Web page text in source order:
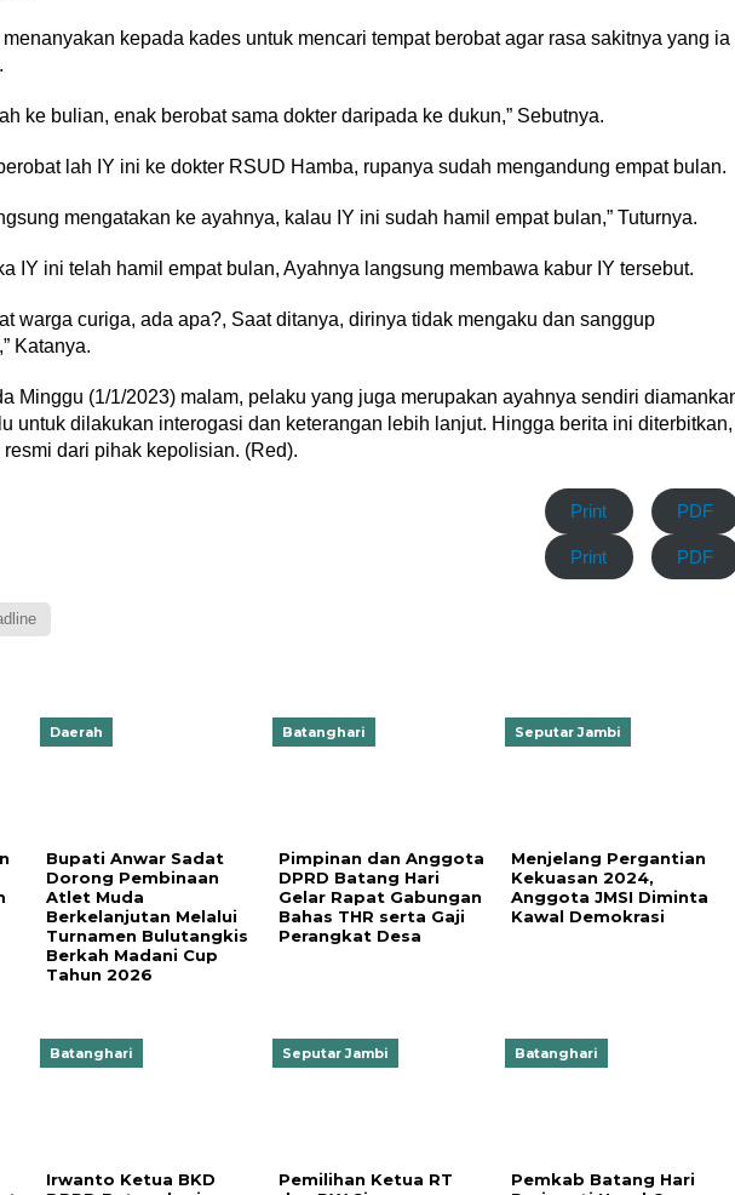
kepada kades untuk mencari tempat berobat agar rasa sakitnya yang ia
ke bulian, enak berobat sama dokter daripada ke dukun,” Sebutnya.
lah IY ini ke dokter RSUD Hamba, rupanya sudah mengandung empat bulan.
mengatakan ke ayahnya, kalau IY ini sudah hamil empat bulan,” Tuturnya.
IY ini telah hamil empat bulan, Ayahnya langsung membawa kabur IY tersebut.
warga curiga, ada apa?, Saat ditanya, dirinya tidak mengaku dan sanggup
Katanya.
Minggu (1/1/2023) malam, pelaku yang juga merupakan ayahnya sendiri
untuk dilakukan interogasi dan keterangan lebih lanjut. Hingga berita ini diterbitkan,
dari pihak kepolisian. (Red).
Print PDF
Print PDF
Daerah
Bupati Anwar Sadat
Dorong Pembinaan
Atlet Muda
Berkelanjutan Melalui
Turnamen Bulutangkis
Berkah Madani Cup
Tahun 2026
Batanghari
Pimpinan dan Anggota
DPRD Batang Hari
Gelar Rapat Gabungan
Bahas THR serta Gaji
Perangkat Desa
Seputar Jambi
Menjelang Pergantian
Kekuasan 2024,
Anggota JMSI Diminta
Kawal Demokrasi
Batanghari
Irwanto Ketua BKD
Seputar Jambi
Pemilihan Ketua RT
Batanghari
Pemkab Batang Hari